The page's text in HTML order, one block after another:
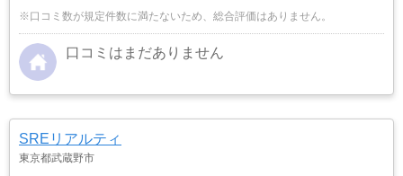
※口コミ数が規定件数に満たないため、総合評価はありません。
口コミはまだありません
SREリアルティ
東京都武蔵野市